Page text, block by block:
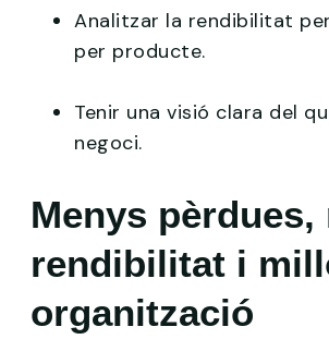
Analitzar la rendibilitat
per producte.
Tenir una visió clara del
negoci.
Menys pèrdues,
rendibilitat i
organització